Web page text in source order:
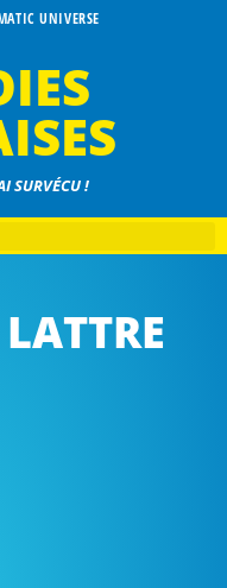
UNIVERSE
SURVÉCU !